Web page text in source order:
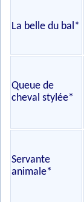
La belle du bal*
Queue de
cheval stylée*
Servante
animale*